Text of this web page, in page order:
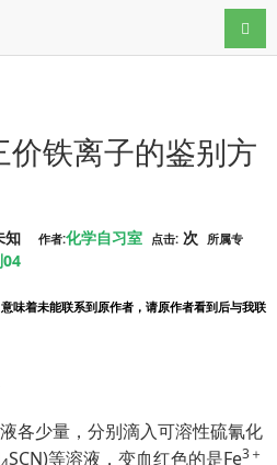
导航
铁离子的鉴别方
知 作者:化学自习室 点击: 次
所属专
04
味着未能联系到原作者，请原作者看到后与我联
各少量，分别滴入可溶性硫氰化
SCN)等溶液，变血红色的是Fe3＋